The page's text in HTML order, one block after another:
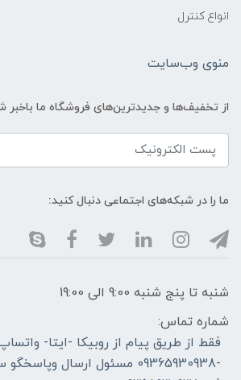
انواع کنترل
منوی وب‌سایت
از تخفیف‌ها و جدیدترین‌های فروشگاه ما باخبر
ما را در شبکه‌های اجتماعی دنبال کنید:
شنبه تا پنج شنبه 9:00 الی 19:00
شماره تماس:
فقط از طریق پیام از روبیکا -ایتا-
-09365930938 مسئول ارسال